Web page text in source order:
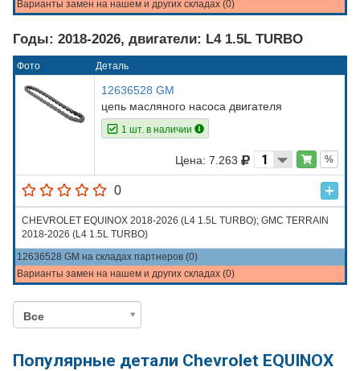
Варианты замен на нашем и других складах (0)
Годы: 2018-2026, двигатели: L4 1.5L TURBO
Фото Деталь
12636528 GM
цепь масляного насоса двигателя
1 шт. в наличии
Цена: 7.263 %
0
CHEVROLET EQUINOX 2018-2026 (L4 1.5L TURBO); GMC TERRAIN
2018-2026 (L4 1.5L TURBO)
12636528 GM на складах партнеров (0)
Варианты замен на нашем и других складах (0)
Все
Популярные детали Chevrolet EQUINOX